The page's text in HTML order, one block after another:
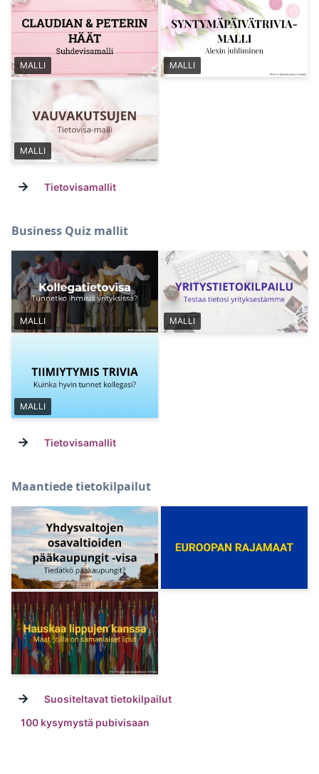
MALLI MALLI
MALLI
→ Tietovisamallit
Business Quiz mallit
MALLI MALLI
MALLI
→ Tietovisamallit
Maantiede tietokilpailut
→
Suositeltavat tietokilpailut
100 kysymystä pubivisaan